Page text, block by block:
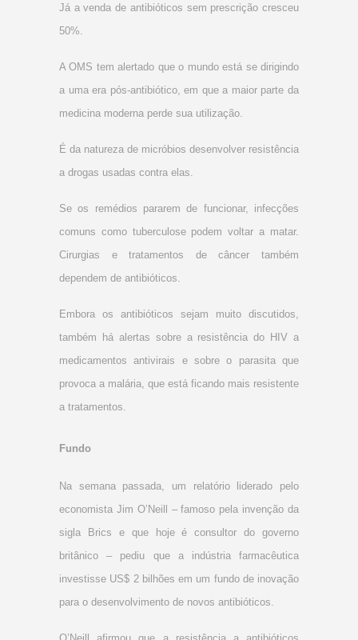
Já a venda de antibióticos sem prescrição cresceu
50%.
A OMS tem alertado que o mundo está se dirigindo
a uma era pós-antibiótico, em que a maior parte da
medicina moderna perde sua utilização.
É da natureza de micróbios desenvolver resistência
a drogas usadas contra elas.
Se os remédios pararem de funcionar, infecções
comuns como tuberculose podem voltar a matar.
Cirurgias e tratamentos de câncer também
dependem de antibióticos.
Embora os antibióticos sejam muito discutidos,
também há alertas sobre a resistência do HIV a
medicamentos antivirais e sobre o parasita que
provoca a malária, que está ficando mais resistente
a tratamentos.
Fundo
Na semana passada, um relatório liderado pelo
economista Jim O’Neill – famoso pela invenção da
sigla Brics e que hoje é consultor do governo
britânico – pediu que a indústria farmacêutica
investisse US$ 2 bilhões em um fundo de inovação
para o desenvolvimento de novos antibióticos.